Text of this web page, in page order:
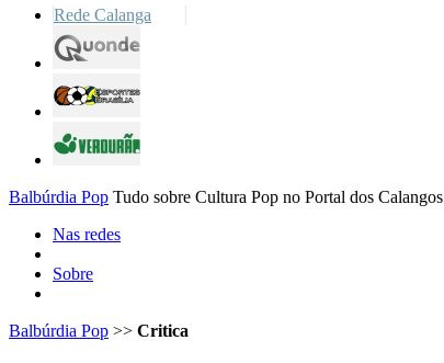
Rede Calanga
Balbúrdia Pop Tudo sobre Cultura Pop no Portal dos Calangos
Nas redes
Sobre
Balbúrdia Pop >> Critica